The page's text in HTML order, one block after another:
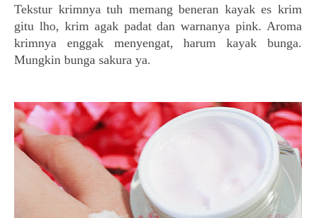
Tekstur krimnya tuh memang beneran kayak es krim
gitu lho, krim agak padat dan warnanya pink. Aroma
krimnya enggak menyengat, harum kayak bunga.
Mungkin bunga sakura ya.